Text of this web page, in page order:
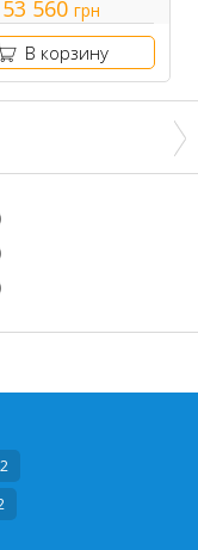
53 560 грн
В корзину